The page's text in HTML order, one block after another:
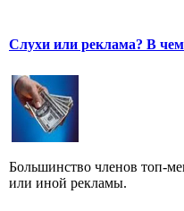
Слухи или реклама? В чем
Большинство членов топ-
или иной рекламы.